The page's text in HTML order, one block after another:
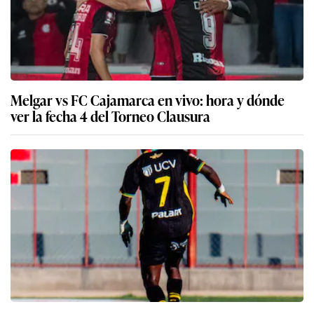
Melgar vs FC Cajamarca en vivo: hora y dónde
ver la fecha 4 del Torneo Clausura